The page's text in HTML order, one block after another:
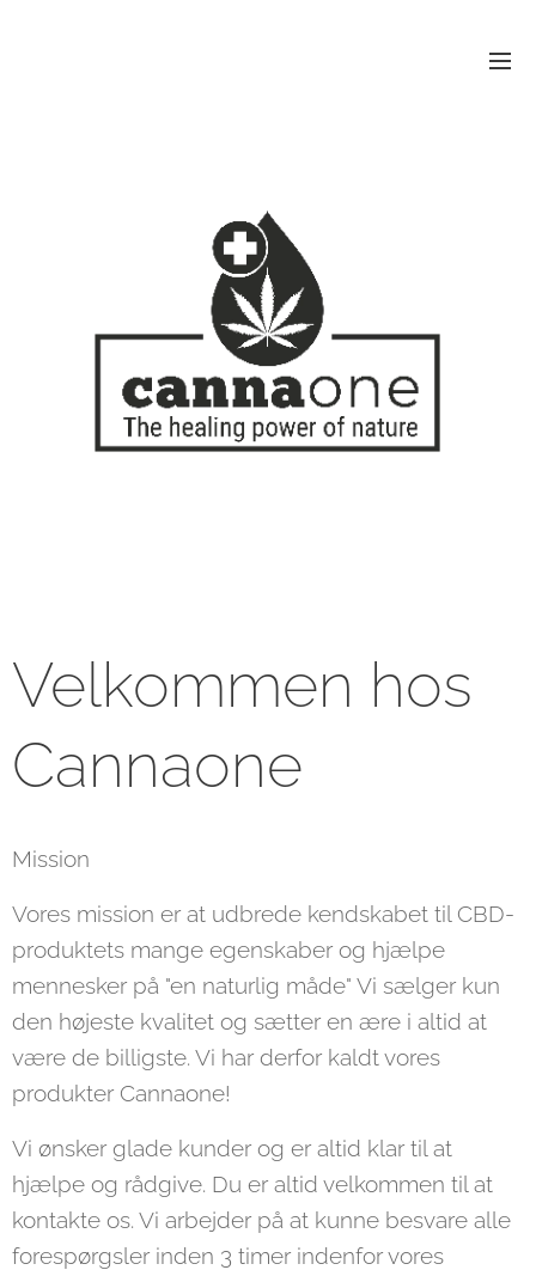
Velkommen hos
Cannaone
Mission
Vores mission er at udbrede kendskabet til CBD-
produktets mange egenskaber og hjælpe
mennesker på "en naturlig måde" Vi sælger kun
den højeste kvalitet og sætter en ære i altid at
være de billigste. Vi har derfor kaldt vores
produkter Cannaone!
Vi ønsker glade kunder og er altid klar til at
hjælpe og rådgive. Du er altid velkommen til at
kontakte os. Vi arbejder på at kunne besvare alle
forespørgsler inden 3 timer indenfor vores